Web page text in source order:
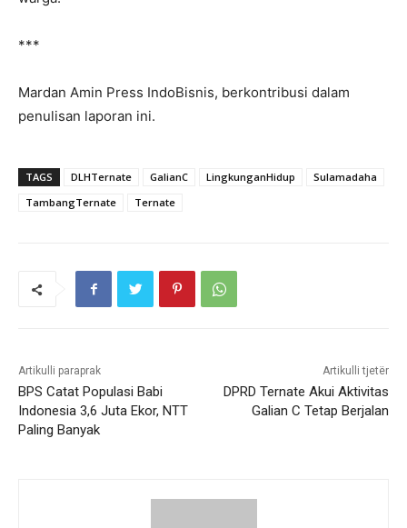
***
Mardan Amin Press IndoBisnis, berkontribusi dalam
penulisan laporan ini.
TAGS DLHTernate GalianC LingkunganHidup
Sulamadaha
TambangTernate
Ternate
Artikulli paraprak
BPS Catat Populasi Babi
Indonesia 3,6 Juta Ekor, NTT
Paling Banyak
Artikulli tjetër
DPRD Ternate Akui Aktivitas
Galian C Tetap Berjalan